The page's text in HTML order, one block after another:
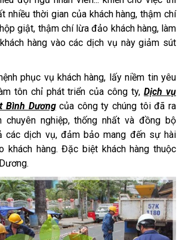
nhiều thời gian của khách hàng, thậm chí
giật, thậm chí lừa đảo khách hàng, làm
hàng vào các dịch vụ này giảm sút
phục vụ khách hàng, lấy niềm tin yêu
tôn chỉ phát triển của công ty,Dịch vụ
Bình Dươngcủa công ty chúng tôi đã ra
nghiệp, thống nhất và đồng bộ
các dịch vụ, đảm bảo mang đến sự hài
khách hàng. Đặc biệt khách hàng thuộc